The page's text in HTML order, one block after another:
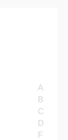
A
B
C
D
F